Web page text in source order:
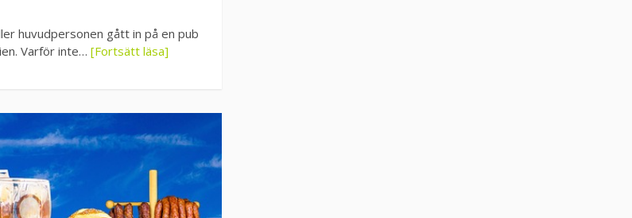
huvudpersonen gått in på en pub
Varför inte… [Fortsätt läsa]